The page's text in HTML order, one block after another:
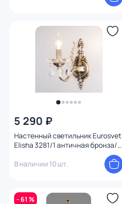
5 290 ₽
Настенный светильник Eurosvet
Elisha 3281/1 античная бронза/
прозрачный хрусталь Strotskis
В наличии 10 шт.
- 61 %